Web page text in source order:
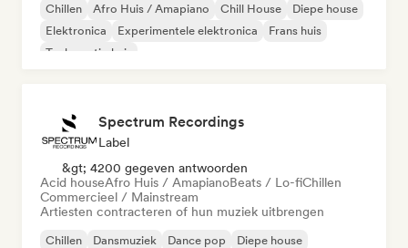
Chillen Afro Huis / Amapiano Chill House
Diepe house
Elektronica
Experimentele elektronica
Frans huis
Toekomstig huis
Spectrum Recordings
Label
&gt; 4200 gegeven antwoorden
Acid houseAfro Huis / AmapianoBeats / Lo-fiChillen
Commercieel / Mainstream
Artiesten contracteren of hun muziek uitbrengen
Chillen Dansmuziek Dance pop
Diepe house